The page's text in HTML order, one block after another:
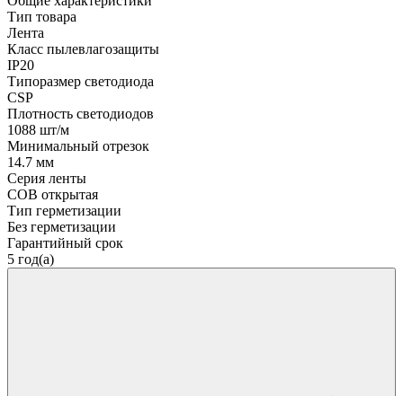
Тип товара
Лента
Класс пылевлагозащиты
IP20
Типоразмер светодиода
CSP
Плотность светодиодов
1088 шт/м
Минимальный отрезок
14.7 мм
Серия ленты
COB открытая
Тип герметизации
Без герметизации
Гарантийный срок
5 год(а)